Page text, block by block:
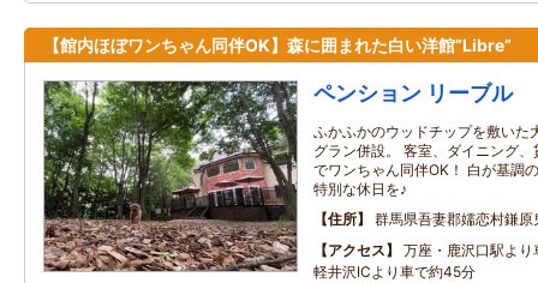
【館内ほぼワンちゃん同伴OK】森に囲まれた白い洋館”Libre”
ペンション リーブル
ふかふかのウッドチップを敷い
グラン併設。 客室、ダイニング
でワンちゃん同伴OK！ 白が基調
特別な休日を♪
住所
群馬県吾妻郡嬬恋村鎌
アクセス
万座・鹿沢口駅より
軽井沢ICより車で約45分